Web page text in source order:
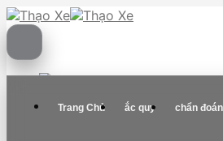
Skip
to
Trang Chủ ắc quy chẩn